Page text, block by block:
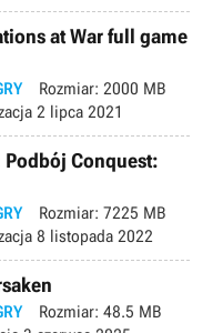
at War full game
Rozmiar: 2000 MB
2 lipca 2021
Podbój Conquest:
Rozmiar: 7225 MB
8 listopada 2022
Rozmiar: 48.5 MB